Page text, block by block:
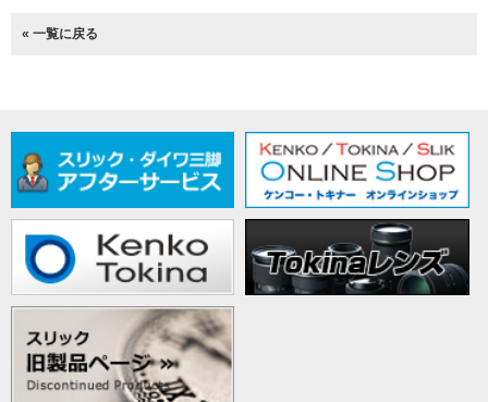
« 一覧に戻る